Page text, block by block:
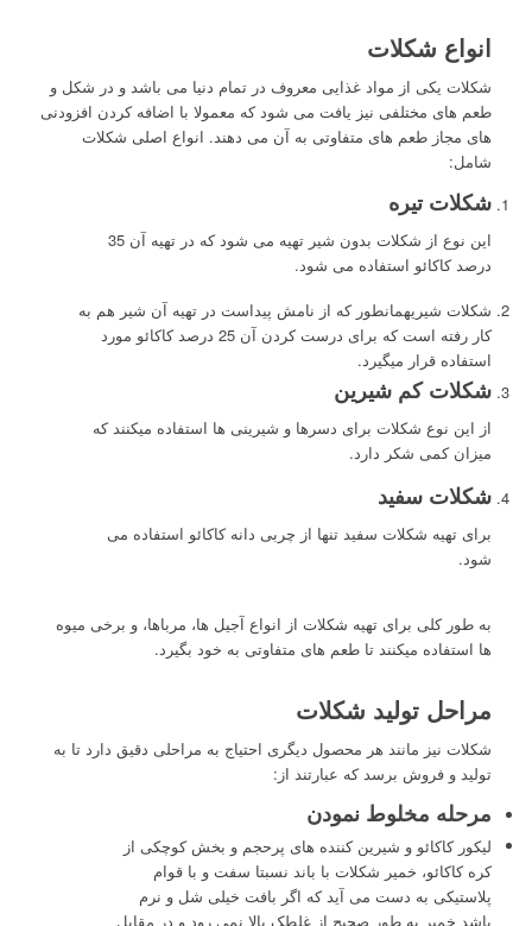
انواع شکلات
شکلات یکی از مواد غذایی معروف در تمام دنیا می باشد و در شکل و
طعم های مختلفی نیز یافت می شود که معمولا با اضافه کردن افزودنی
های مجاز طعم های متفاوتی به آن می دهند. انواع اصلی شکلات
شامل:
شکلات تیره
این نوع از شکلات بدون شیر تهیه می شود که در تهیه آن 35
درصد کاکائو استفاده می شود.
شکلات شیریهمانطور که از نامش پیداست در تهیه آن شیر هم به
کار رفته است که برای درست کردن آن 25 درصد کاکائو مورد
استفاده قرار میگیرد.
شکلات کم شیرین
از این نوع شکلات برای دسرها و شیرینی ها استفاده میکنند که
میزان کمی شکر دارد.
شکلات سفید
برای تهیه شکلات سفید تنها از چربی دانه کاکائو استفاده می
شود.
به طور کلی برای تهیه شکلات از انواع آجیل ها، مرباها، و برخی میوه
ها استفاده میکنند تا طعم های متفاوتی به خود بگیرد.
مراحل تولید شکلات
شکلات نیز مانند هر محصول دیگری احتیاج به مراحلی دقیق دارد تا به
تولید و فروش برسد که عبارتند از:
مرحله مخلوط نمودن
لیکور کاکائو و شیرین کننده های پرحجم و بخش کوچکی از
کره کاکائو، خمیر شکلات با باند نسبتا سفت و با قوام
پلاستیکی به دست می آید که اگر بافت خیلی شل و نرم
باشد خمیر به طور صحیح از غلطک بالا نمی رود و در مقابل